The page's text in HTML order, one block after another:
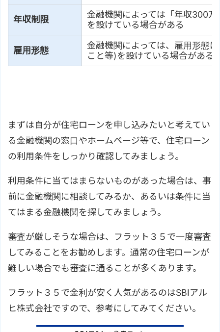
年収制限
金融機関によっては「年収300
を設けている場合がある
雇用形態
金融機関によっては、雇用形態
こと等)を設けている場合がある
まずは自分が住宅ローンを申し込みたいと考えてい
る金融機関の窓口やホームページ等で、住宅ローン
の利用条件をしっかり確認してみましょう。
利用条件に当てはまらないものがあった場合は、事
前に金融機関に相談してみるか、あるいは条件に当
てはまる金融機関を探してみましょう。
審査が厳しそうな場合は、フラット３５で一度審査
してみることをお勧めします。通常の住宅ローンが
難しい場合でも審査に通ることが多くあります。
フラット３５で金利が安く人気があるのはSBIアル
ヒ株式会社ですので、参考にしてみてください。